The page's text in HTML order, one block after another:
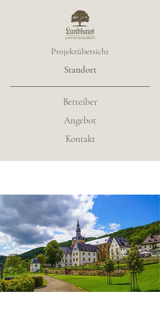
Projektübersicht
Standort
Betreiber
Angebot
Kontakt